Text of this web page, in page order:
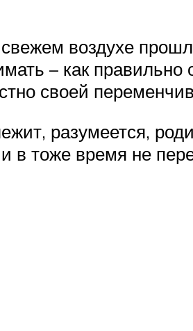
воздухе
– как правильно
своей
разумеется,
в тоже время не